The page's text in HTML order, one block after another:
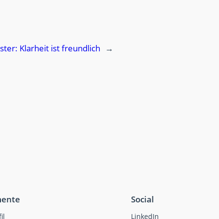
Klarheit ist freundlich →
Social
LinkedIn